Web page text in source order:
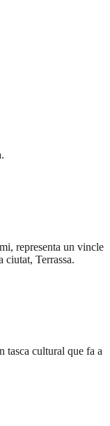
representa un vincle
ciutat, Terrassa.
tasca cultural que fa a